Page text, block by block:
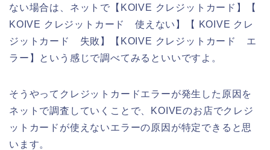
ない場合は、ネットで【KOIVE クレジットカード】【
KOIVE クレジットカード 使えない】【 KOIVE クレ
ジットカード 失敗】【KOIVE クレジットカード エ
ラー】という感じで調べてみるといいですよ。
そうやってクレジットカードエラーが発生した原因を
ネットで調査していくことで、KOIVEのお店でクレジ
ットカードが使えないエラーの原因が特定できると思
います。